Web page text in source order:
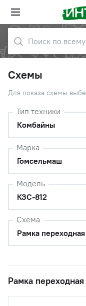
Схемы
Для показа схемы
Тип техники
Комбайны
Марка
Гомсельмаш
Модель
КЗС-812
Схема
Рамка
Рамка